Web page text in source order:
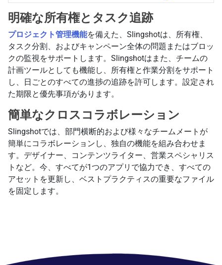
明確な所有権とタスク追跡
プロジェクト管理機能を備えた、Slingshotは、所有権、
タスク分割、およびキャンペーン全体の問題またはブロッ
クの監視をサポートします。Slingshotはまた、チームの
計画ツールとしても機能し、所有権と作業分割をサポート
し、日ごとのすべての進捗の追跡を許可します。設定され
た期限と優先事項があります。
簡単なクロスコラボレーション
Slingshotでは、部門横断的および様々なチームメートが
簡単にコラボレーションし、独自の機能を組み合わせま
す。デザイナー、コンテンツライター、営業スペシャリス
トなど。今、すべてが1つのアプリで協力でき、すべての
アセットを更新し、ベストプラクティスの重要なファイル
を固定します。